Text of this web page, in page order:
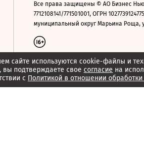
сайте используются cookie-файлы и
вы подтверждаете свое согласие на
с Политикой в отношении
Все права защищены © АО Бизнес
7712108141/771501001, ОГРН
муниципальный округ Марьина Роща,